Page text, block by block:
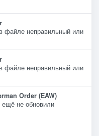
файле неправильный или
файле неправильный или
Order (EAW)
ещё не обновили